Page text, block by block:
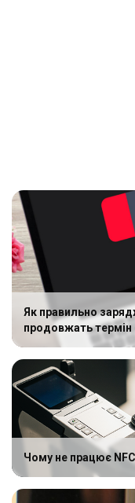
Як правильно
продовжать термін
Чому не працює